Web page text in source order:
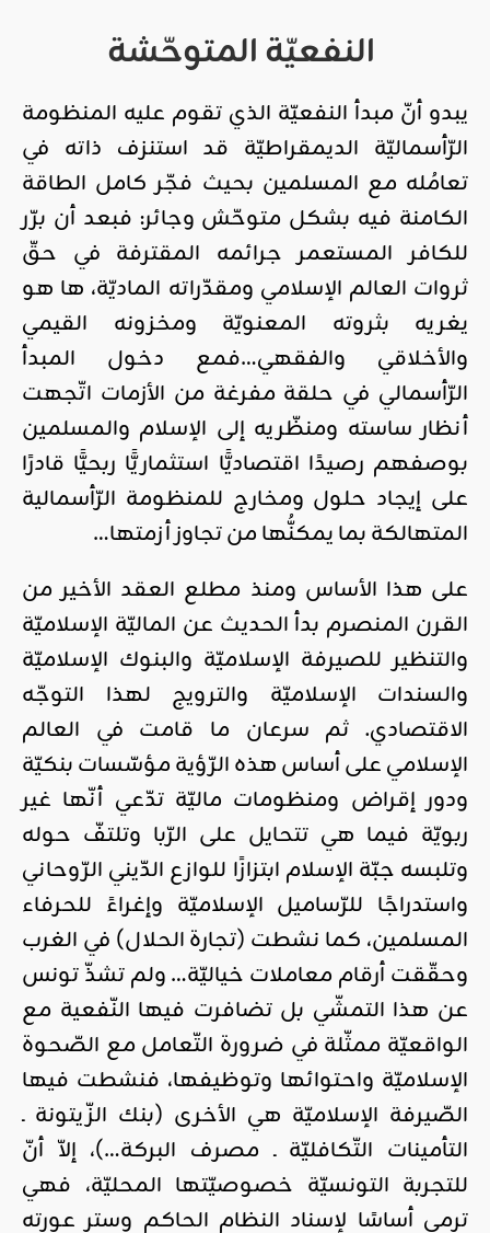
النفعيّة المتوحّشة
يبدو أنّ مبدأ النفعيّة الذي تقوم عليه المنظومة
الرّأسماليّة الديمقراطيّة قد استنزف ذاته في
تعامُله مع المسلمين بحيث فجّر كامل الطاقة
الكامنة فيه بشكل متوحّش وجائر: فبعد أن برّر
للكافر المستعمر جرائمه المقترفة في حقّ
ثروات العالم الإسلامي ومقدّراته الماديّة، ها هو
يغريه بثروته المعنويّة ومخزونه القيمي
والأخلاقي والفقهي…فمع دخول المبدأ
الرّأسمالي في حلقة مفرغة من الأزمات اتّجهت
أنظار ساسته ومنظّريه إلى الإسلام والمسلمين
بوصفهم رصيدًا اقتصاديًّا استثماريًّا ربحيًّا قادرًا
على إيجاد حلول ومخارج للمنظومة الرّأسمالية
المتهالكة بما يمكنُّها من تجاوز أزمتها…
على هذا الأساس ومنذ مطلع العقد الأخير من
القرن المنصرم بدأ الحديث عن الماليّة الإسلاميّة
والتنظير للصيرفة الإسلاميّة والبنوك الإسلاميّة
والسندات الإسلاميّة والترويج لهذا التوجّه
الاقتصادي. ثم سرعان ما قامت في العالم
الإسلامي على أساس هذه الرّؤية مؤسّسات بنكيّة
ودور إقراض ومنظومات ماليّة تدّعي أنّها غير
ربويّة فيما هي تتحايل على الرّبا وتلتفّ حوله
وتلبسه جبّة الإسلام ابتزازًا للوازع الدّيني الرّوحاني
واستدراجًا للرّساميل الإسلاميّة وإغراءً للحرفاء
المسلمين، كما نشطت (تجارة الحلال) في الغرب
وحقّقت أرقام معاملات خياليّة… ولم تشذّ تونس
عن هذا التمشّي بل تضافرت فيها النّفعية مع
الواقعيّة ممثّلة في ضرورة التّعامل مع الصّحوة
الإسلاميّة واحتوائها وتوظيفها، فنشطت فيها
الصّيرفة الإسلاميّة هي الأخرى (بنك الزّيتونة ـ
التأمينات التّكافليّة ـ مصرف البركة…)، إلاّ أنّ
للتجربة التونسيّة خصوصيّتها المحليّة، فهي
ترمي أساسًا لإسناد النظام الحاكم وستر عورته